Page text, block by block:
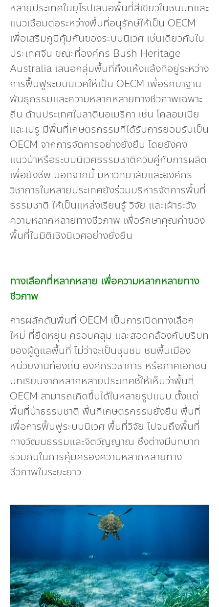
หลายประเทศในยุโรปเสนอพื้นที่สีเขียวในชนบทและ
แนวเชื่อมต่อระหว่างพื้นที่อนุรักษ์ให้เป็น OECM
เพื่อเสริมภูมิคุ้มกันของระบบนิเวศ เช่นเดียวกับใน
ประเทศจีน ขณะที่องค์กร Bush Heritage
Australia เสนอกลุ่มพื้นที่กึ่งแห้งแล้งที่อยู่ระหว่าง
การฟื้นฟูระบบนิเวศให้เป็น OECM เพื่อรักษาฐาน
พันธุกรรมและความหลากหลายทางชีวภาพเฉพาะ
ถิ่น ด้านประเทศในลาตินอเมริกา เช่น โคลอมเบีย
และเปรู มีพื้นที่เกษตรกรรมที่ได้รับการยอมรับเป็น
OECM จากการจัดการอย่างยั่งยืน โดยยังคง
แนวป่าหรือระบบนิเวศธรรมชาติควบคู่กับการผลิต
เพื่อยังชีพ นอกจากนี้ มหาวิทยาลัยและองค์กร
วิชาการในหลายประเทศยังร่วมบริหารจัดการพื้นที่
ธรรมชาติ ให้เป็นแหล่งเรียนรู้ วิจัย และเฝ้าระวัง
ความหลากหลายทางชีวภาพ เพื่อรักษาคุณค่าของ
พื้นที่ในมิติเชิงนิเวศอย่างยั่งยืน
ทางเลือกที่หลากหลาย เพื่อความหลากหลายทาง
ชีวภาพ
การผลักดันพื้นที่ OECM เป็นการเปิดทางเลือก
ใหม่ ที่ยืดหยุ่น ครอบคลุม และสอดคล้องกับบริบท
ของผู้ดูแลพื้นที่ ไม่ว่าจะเป็นชุมชน ชนพื้นเมือง
หน่วยงานท้องถิ่น องค์กรวิชาการ หรือภาคเอกชน
บทเรียนจากหลากหลายประเทศชี้ให้เห็นว่าพื้นที่
OECM สามารถเกิดขึ้นได้ในหลายรูปแบบ ตั้งแต่
พื้นที่ป่าธรรมชาติ พื้นที่เกษตรกรรมยั่งยืน พื้นที่
เพื่อการฟื้นฟูระบบนิเวศ พื้นที่วิจัย ไปจนถึงพื้นที่
ทางวัฒนธรรมและจิตวัญญาณ ซึ่งต่างมีบทบาท
ร่วมกันในการคุ้มครองความหลากหลายทาง
ชีวภาพในระยะยาว